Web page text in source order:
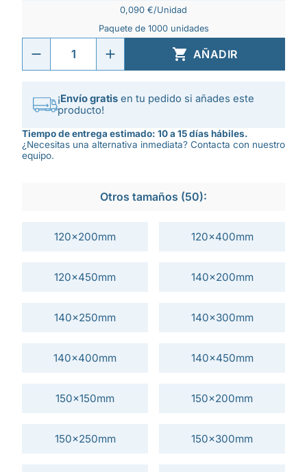
0,090 €/Unidad
Paquete de 1000 unidades
 AÑADIR
¡Envío gratis en tu pedido si añades este
producto!
Tiempo de entrega estimado: 10 a 15 días hábiles.
¿Necesitas una alternativa inmediata? Contacta con nuestro
equipo.
Otros tamaños (50):
120x200mm 120x400mm
120x450mm 140x200mm
140x250mm 140x300mm
140x400mm 140x450mm
150x150mm 150x200mm
150x250mm 150x300mm